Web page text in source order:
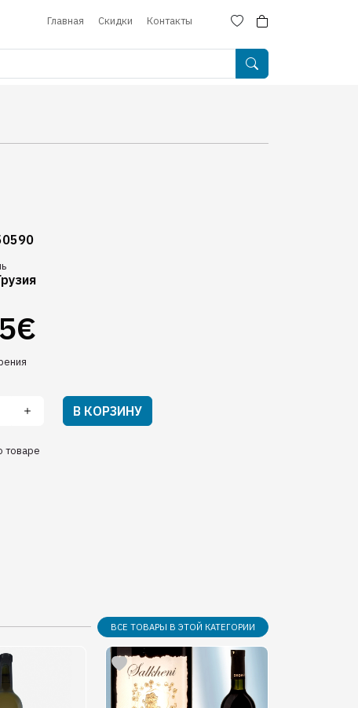
Главная Скидки Контакты
В КОРЗИНУ
товаре
ВСЕ ТОВАРЫ В ЭТОЙ КАТЕГОРИИ